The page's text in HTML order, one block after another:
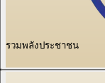
รวมพลังประชาชน